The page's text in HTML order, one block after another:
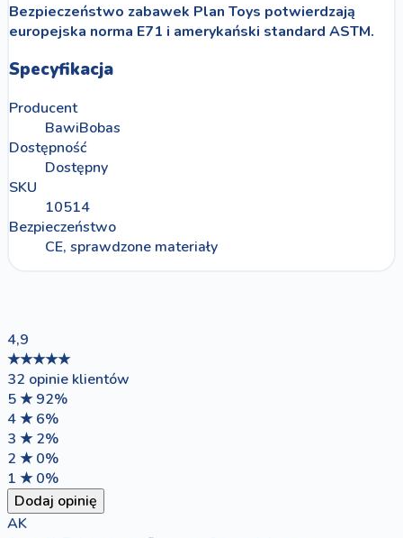
Bezpieczeństwo zabawek Plan Toys potwierdzają
europejska norma E71 i amerykański standard ASTM.
Specyfikacja
Producent
BawiBobas
Dostępność
Dostępny
SKU
10514
Bezpieczeństwo
CE, sprawdzone materiały
4,9
★★★★★
32 opinie klientów
5 ★ 92%
4 ★ 6%
3 ★ 2%
2 ★ 0%
1 ★ 0%
Dodaj opinię
AK